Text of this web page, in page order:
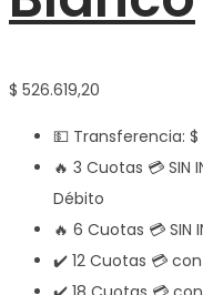
$ 526.619,20
💵 Transferencia: $
🔥 3 Cuotas 💳 SIN
Débito
🔥 6 Cuotas 💳 SIN
✔️ 12 Cuotas 💳